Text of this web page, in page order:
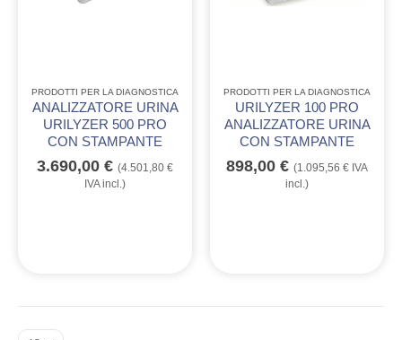
PRODOTTI PER LA DIAGNOSTICA
ANALIZZATORE URINA
URILYZER 500 PRO
CON STAMPANTE
3.690,00 € (4.501,80 €
IVA incl.)
PRODOTTI PER LA DIAGNOSTICA
URILYZER 100 PRO
ANALIZZATORE URINA
CON STAMPANTE
898,00 € (1.095,56 € IVA
incl.)